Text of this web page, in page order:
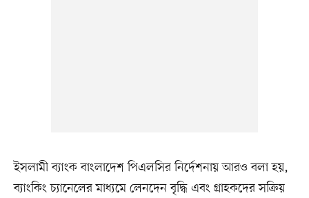
ইসলামী ব্যাংক বাংলাদেশ পিএলসির নির্দেশনায় আরও বলা হয়,
ব্যাংকিং চ্যানেলের মাধ্যমে লেনদেন বৃদ্ধি এবং গ্রাহকদের সক্রিয়